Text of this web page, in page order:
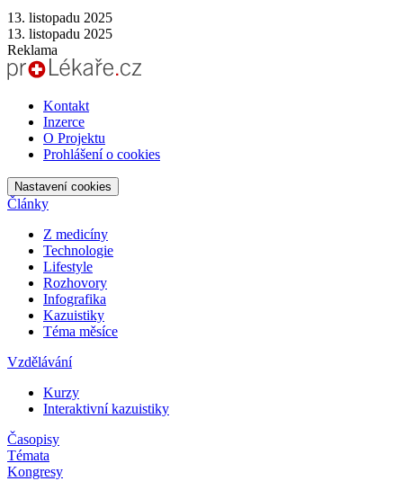
13. listopadu 2025
13. listopadu 2025
Reklama
Kontakt
Inzerce
O Projektu
Prohlášení o cookies
Nastavení cookies
Články
Z medicíny
Technologie
Lifestyle
Rozhovory
Infografika
Kazuistiky
Téma měsíce
Vzdělávání
Kurzy
Interaktivní kazuistiky
Časopisy
Témata
Kongresy